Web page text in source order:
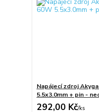
Napájecí zdroj
5.5x3.0mm + pin -
292,00 Kč/ks